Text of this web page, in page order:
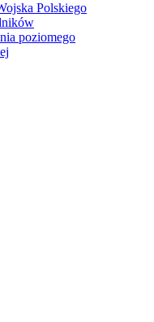
Polskiego
poziomego